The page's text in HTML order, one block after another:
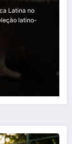
Latina no
latino-